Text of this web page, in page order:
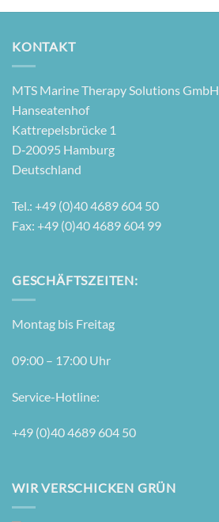
KONTAKT
MTS Mari­ne The­ra­py Solu­ti­ons GmbH
Hanseatenhof
Kattre­pels­brü­cke 1
D‑20095 Hamburg
Deutschland
Tel.: +49 (0)40 4689 604 50
Fax: +49 (0)40 4689 604 99
GESCHÄFTSZEITEN:
Mon­tag bis Freitag
09:00 – 17:00 Uhr
Ser­vice-Hot­line:
+49 (0)40 4689 604 50
WIR VERSCHICKEN GRÜN